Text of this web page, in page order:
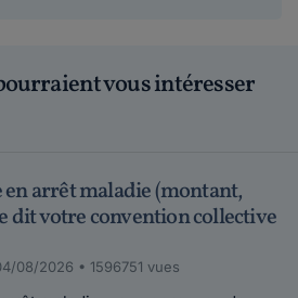
vous intéresser
arrêt maladie (montant,
dit votre convention collective
08/2026 • 1596751 vues